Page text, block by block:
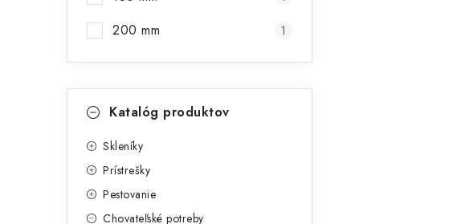
200 mm 1
kategórieKatalóg produktov
Skleníky
Prístrešky
Pestovanie
Chovateľské potreby